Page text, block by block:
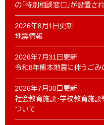
の「特別相談窓口」が設置さ
2026年8月1日更新
地震情報
2026年7月31日更新
令和8年熊本地震に伴うごみ
2026年7月30日更新
社会教育施設・学校教育施
ついて